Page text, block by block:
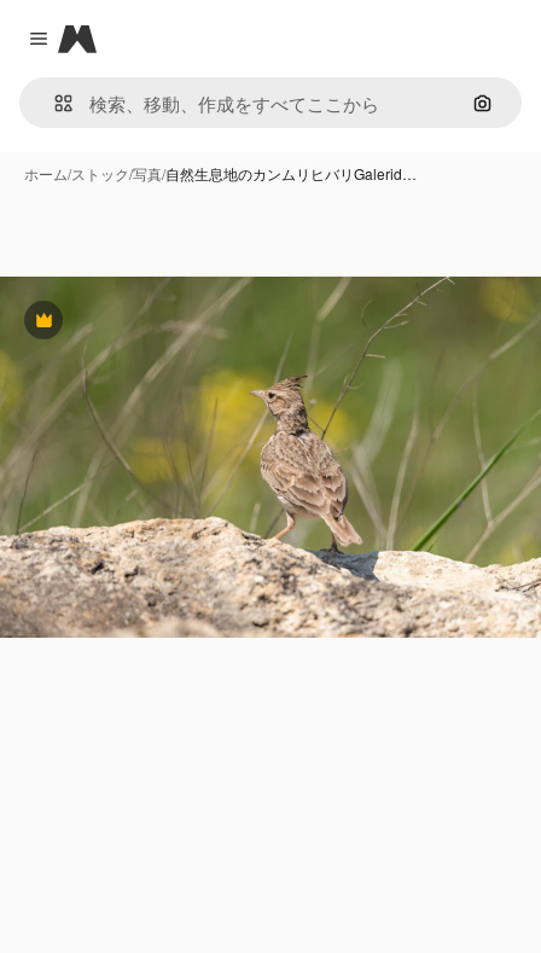
Close menu
Magnific
画像で
ホーム/ストック/写真/自然生息地のカンムリヒバリGalerid…
Premium